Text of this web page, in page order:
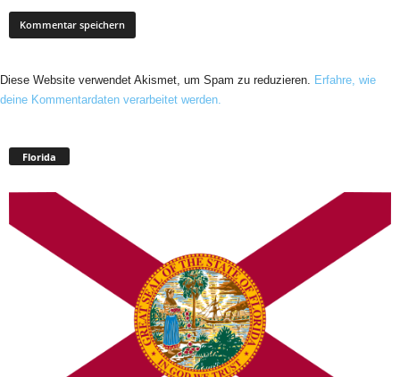
Diese Website verwendet Akismet, um Spam zu reduzieren. Erfahre, wie
deine Kommentardaten verarbeitet werden.
Florida